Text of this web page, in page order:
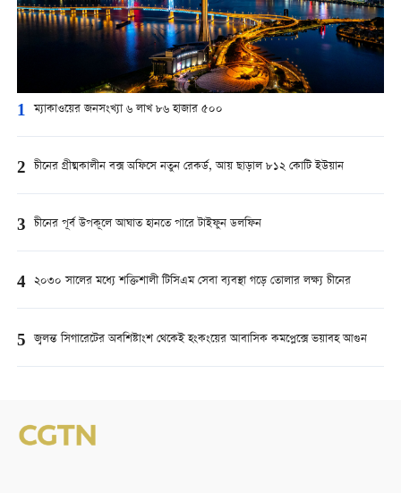
1 ম্যাকাওয়ের জনসংখ্যা ৬ লাখ ৮৬ হাজার ৫০০
2 চীনের গ্রীষ্মকালীন বক্স অফিসে নতুন রেকর্ড, আয় ছাড়াল ৮১২ কোটি ইউয়ান
3 চীনের পূর্ব উপকূলে আঘাত হানতে পারে টাইফুন ডলফিন
4 ২০৩০ সালের মধ্যে শক্তিশালী টিসিএম সেবা ব্যবস্থা গড়ে তোলার লক্ষ্য চীনের
5 জ্বলন্ত সিগারেটের অবশিষ্টাংশ থেকেই হংকংয়ের আবাসিক কমপ্লেক্সে ভয়াবহ আগুন